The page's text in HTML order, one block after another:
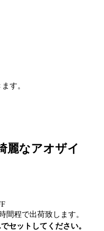
す。
麗なアオザイ
間程で出荷致します。
セットしてください。